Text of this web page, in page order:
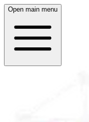
Open main menu